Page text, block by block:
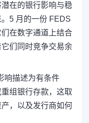
在的银行影响与稳
5 月的一份 FEDS
在数字通道上结合
们同时竞争交易余
响描述为有条件
组银行存款，这取
，以及发行商如何